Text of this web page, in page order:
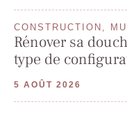
CONSTRUCTION,
Rénover sa
type de
5 AOÛT 2026